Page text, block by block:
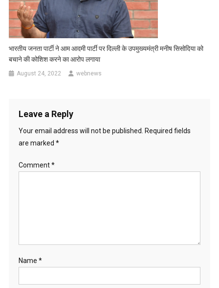
भारतीय जनता पार्टी ने आम आदमी पार्टी पर दिल्ली के उपमुख्यमंत्री मनीष सिसोदिया को
बचाने की कोशिश करने का आरोप लगाया
August 24, 2022 webnews
Leave a Reply
Your email address will not be published. Required fields
are marked *
Comment*
Name *